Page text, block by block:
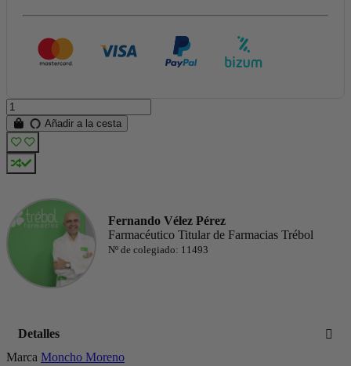
Añadir a la cesta
Fernando Vélez Pérez
Farmacéutico Titular de Farmacias Trébol
Nº de colegiado: 11493
Detalles
Marca Moncho Moreno